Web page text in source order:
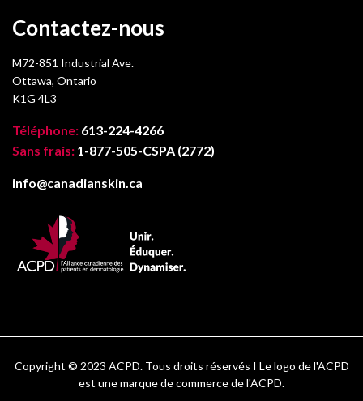
Contactez-nous
M72-851 Industrial Ave.
Ottawa, Ontario
K1G 4L3
Téléphone: 613-224-4266
Sans frais: 1-877-505-CSPA (2772)
info@canadianskin.ca
Copyright © 2023 ACPD. Tous droits réservés I Le logo de l'ACPD
est une marque de commerce de l'ACPD.